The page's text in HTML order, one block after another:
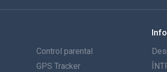
Control parental
GPS Tracker
Info